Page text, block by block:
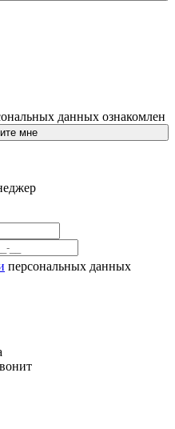
данных ознакомлен
мне
персональных данных